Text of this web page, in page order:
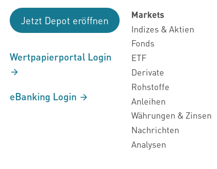
Jetzt Depot eröffnen
Wertpapierportal Login
eBanking Login
Markets
Indizes & Aktien
Fonds
ETF
Derivate
Rohstoffe
Anleihen
Währungen & Zinsen
Nachrichten
Analysen